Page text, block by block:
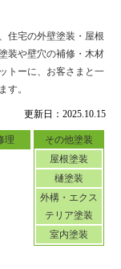
更新日：2025.10.15
理
その他塗装
屋根塗装
樋塗装
外構・エクス
テリア塗装
室内塗装
住宅の外壁塗装・屋根
装や壁穴の補修・木材
トーに、お客さまと一
す。